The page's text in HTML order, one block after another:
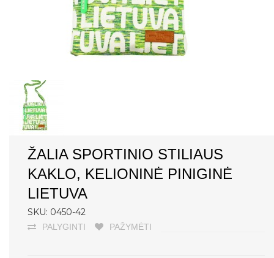
ŽALIA SPORTINIO STILIAUS
KAKLO, KELIONINĖ PINIGINĖ
LIETUVA
SKU: 0450-42
PALYGINTI PAŽYMĖTI